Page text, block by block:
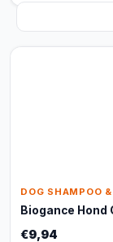
DOG SHAMPOO
Biogance Hond
€9,94